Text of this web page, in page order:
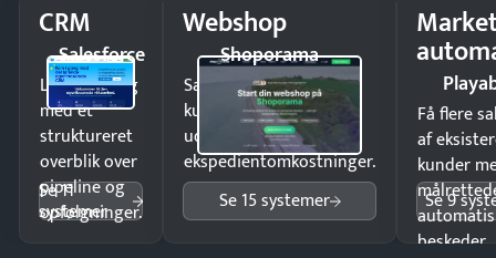
CRM
Salesforce
Luk flere salg
med et
struktureret
overblik over
pipeline og
opfølgninger.
Se 11
systemer
Webshop
Shoporama
Sælg produkter 24/7 til
kunder i hele landet
uden
ekspedientomkostninger.
Se 15 systemer
Få flere
af
kunder
beskeder.
Se 9